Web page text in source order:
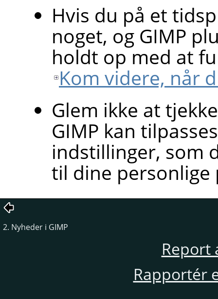
Hvis du på et
noget, og GIMP
holdt op med at
Kom videre, når
Glem ikke at
GIMP kan
indstillinger, som
til dine
2. Nyheder i GIMP
Report
Rapportér